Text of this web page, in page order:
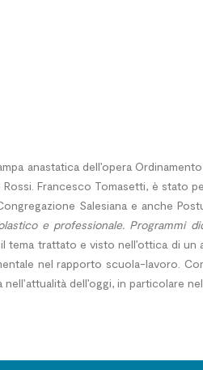
anastatica dell’opera
Francesco Tomasetti, è stato
Salesiana e anche
e professionale. Programmi
tema trattato e visto nell’ottica di
nel rapporto scuola-lavoro.
dell’oggi, in particolare